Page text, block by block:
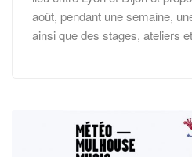
août, pendant une semaine,
ainsi que des stages, ateliers